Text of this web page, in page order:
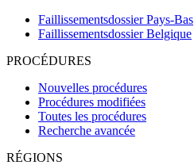
Faillissementsdossier Pays-Bas
Faillissementsdossier Belgique
PROCÉDURES
Nouvelles procédures
Procédures modifiées
Toutes les procédures
Recherche avancée
RÉGIONS